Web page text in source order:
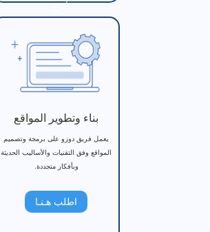
أبدع
بناء وتطوير المواقع
يعمل فريق دوزو على برمجة وتصميم
المواقع وفق التقنيات والأساليب الحديثة
وبأفكار متجددة.
اطلب هـنـا